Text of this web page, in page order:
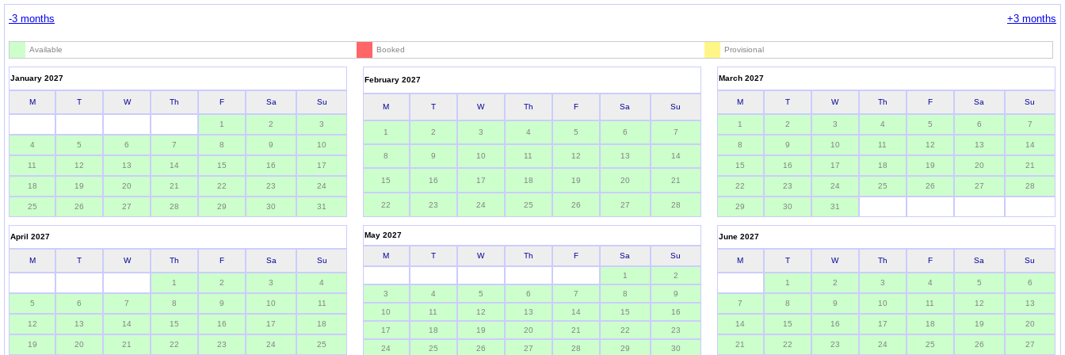
-3 months +3 months
Available Booked Provisional
January 2027
M T W Th F Sa Su
1 2 3
4 5 6 7 8 9 10
11 12 13 14 15 16 17
18 19 20 21 22 23 24
25 26 27 28 29 30 31
February 2027
M T W Th F Sa Su
1 2 3 4 5 6 7
8 9 10 11 12 13 14
15 16 17 18 19 20 21
22 23 24 25 26 27 28
March 2027
M T W Th F Sa Su
1 2 3 4 5 6 7
8 9 10 11 12 13 14
15 16 17 18 19 20 21
22 23 24 25 26 27 28
29 30 31
April 2027
M T W Th F Sa Su
1 2 3 4
5 6 7 8 9 10 11
12 13 14 15 16 17 18
19 20 21 22 23 24 25
May 2027
M T W Th F Sa Su
1 2
3 4 5 6 7 8 9
10 11 12 13 14 15 16
17 18 19 20 21 22 23
24 25 26 27 28 29 30
June 2027
M T W Th F Sa Su
1 2 3 4 5 6
7 8 9 10 11 12 13
14 15 16 17 18 19 20
21 22 23 24 25 26 27